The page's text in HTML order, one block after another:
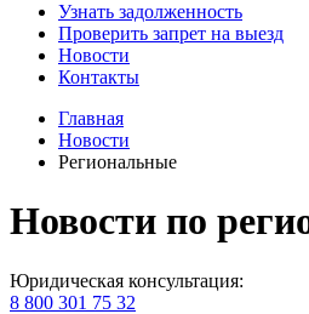
Узнать задолженность
Проверить запрет на выезд
Новости
Контакты
Главная
Новости
Региональные
Новости по
Юридическая консультация:
8 800 301 75 32